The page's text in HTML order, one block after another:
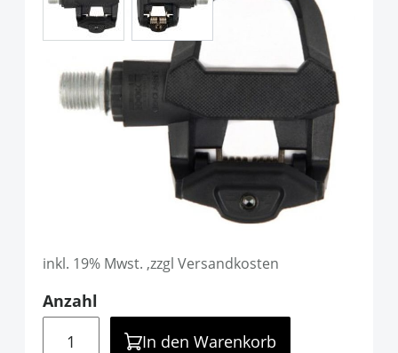
Look Keo Classic 3 Plus Pedale
schwarz 8-12Nm Auslösehärte
inkl. 19% Mwst. ,zzgl Versandkosten
Anzahl
In den Warenkorb